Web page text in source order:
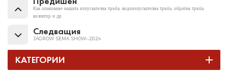
Как опаковаме нашата изпускателна тръба, водоизпускателна тръба, обратна тръба,
колектор и др
Следващия
JAGROW SEMA SHOW--2024
КАТЕГОРИИ